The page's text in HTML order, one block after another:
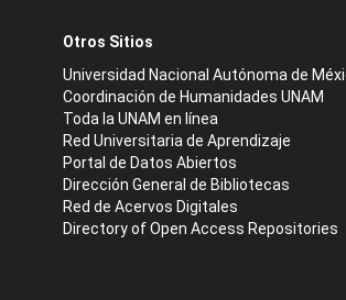
Otros Sitios
Universidad Nacional Autónoma de
Coordinación de Humanidades UNAM
Toda la UNAM en línea
Red Universitaria de Aprendizaje
Portal de Datos Abiertos
Dirección General de Bibliotecas
Red de Acervos Digitales
Directory of Open Access Repositories